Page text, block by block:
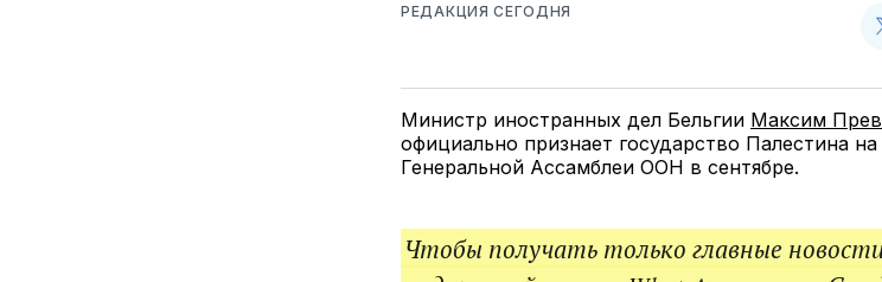
РЕДАКЦИЯ СЕГОДНЯ
Министр иностранных дел Бельгии Максим
официально признает государство Палестина
Генеральной Ассамблеи ООН в сентябре.
Чтобы получать только главные